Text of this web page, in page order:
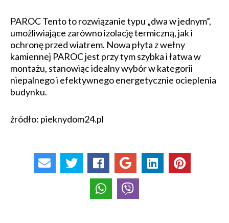
PAROC Tento to rozwiązanie typu „dwa w jednym”,
umożliwiające zarówno izolację termiczną, jak i
ochronę przed wiatrem. Nowa płyta z wełny
kamiennej PAROC jest przy tym szybka i łatwa w
montażu, stanowiąc idealny wybór w kategorii
niepalnego i efektywnego energetycznie ocieplenia
budynku.
źródło: pieknydom24.pl